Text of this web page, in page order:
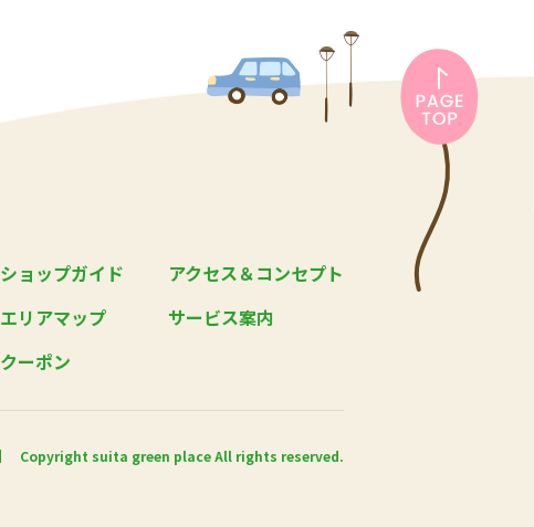
ショップガイド
エリアマップ
クーポン
アクセス＆コンセプト
サービス案内
Copyright suita green place All rights reserved.